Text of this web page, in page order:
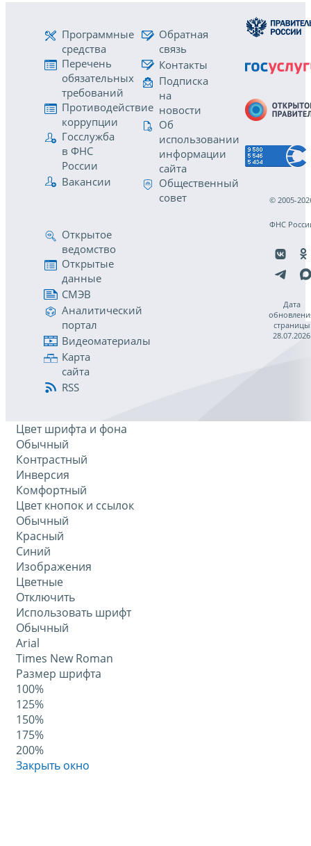
Программные
средства
Перечень
обязательных
требований
Противодействие
коррупции
Госслужба
в ФНС
России
Вакансии
Обратная
связь
Контакты
Подписка
на
новости
Об
использовании
информации
сайта
Общественный
совет
Открытое
ведомство
Открытые
данные
СМЭВ
Аналитический
портал
Видеоматериалы
Карта
сайта
RSS
© 2005-
ФНС
Дата
страницы
28.07.2026
Цвет шрифта и фона
Обычный
Контрастный
Инверсия
Комфортный
Цвет кнопок и ссылок
Обычный
Красный
Синий
Изображения
Цветные
Отключить
Использовать шрифт
Обычный
Arial
Times New Roman
Размер шрифта
100%
125%
150%
175%
200%
Закрыть окно